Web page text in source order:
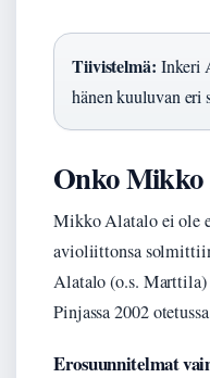
Tiivistelmä: Inkeri
hänen kuuluvan eri
Onko
Mikko Alatalo ei ole
avioliittonsa
Alatalo (o.s. Marttila)
Pinjassa 2002
Erosuunnitelmat